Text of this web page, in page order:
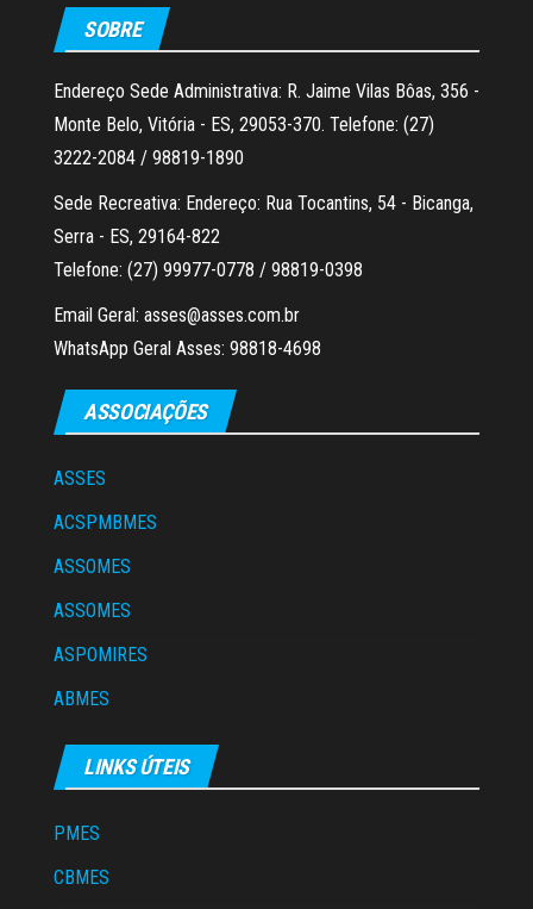
SOBRE
Endereço Sede Administrativa: R. Jaime Vilas Bôas, 356 -
Monte Belo, Vitória - ES, 29053-370. Telefone: (27)
3222-2084 / 98819-1890
Sede Recreativa: Endereço: Rua Tocantins, 54 - Bicanga,
Serra - ES, 29164-822
Telefone: (27) 99977-0778 / 98819-0398
Email Geral: asses@asses.com.br
WhatsApp Geral Asses: 98818-4698
ASSOCIAÇÕES
ASSES
ACSPMBMES
ASSOMES
ASSOMES
ASPOMIRES
ABMES
LINKS ÚTEIS
PMES
CBMES